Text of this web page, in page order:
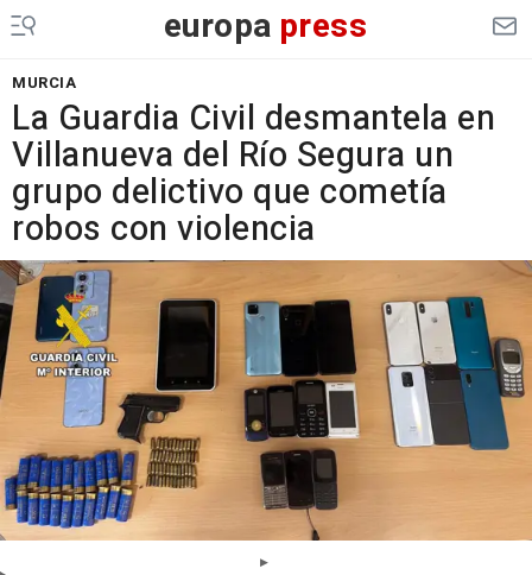
europa press
MURCIA
La Guardia Civil desmantela en
Villanueva del Río Segura un
grupo delictivo que cometía
robos con violencia